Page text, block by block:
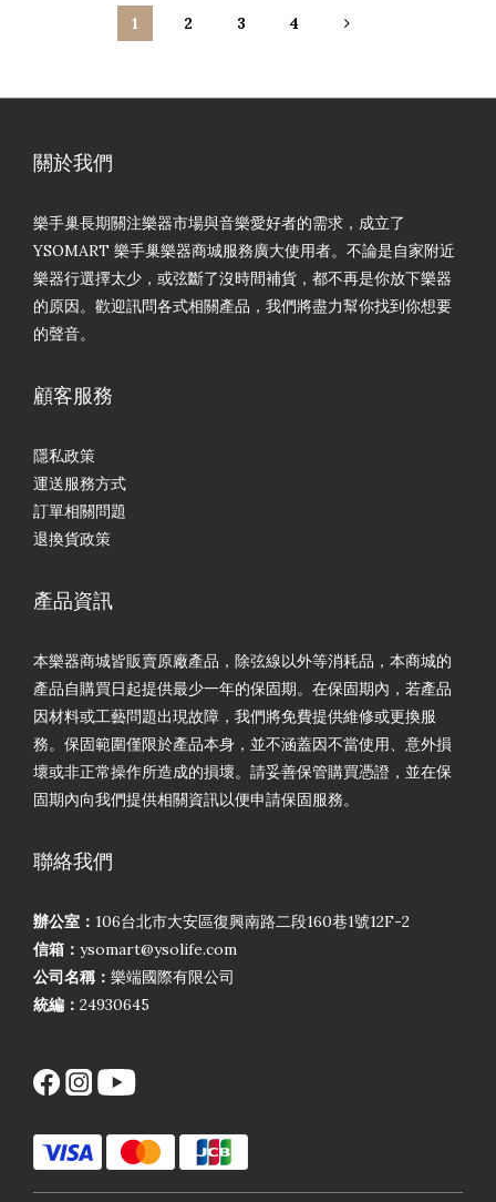
1 2 3 4
關於我們
樂手巢長期關注樂器市場與音樂愛好者的需求，成立了
YSOMART 樂手巢樂器商城服務廣大使用者。不論是自家附近
樂器行選擇太少，或弦斷了沒時間補貨，都不再是你放下樂器
的原因。歡迎訊問各式相關產品，我們將盡力幫你找到你想要
的聲音。
顧客服務
隱私政策
運送服務方式
訂單相關問題
退換貨政策
產品資訊
本樂器商城皆販賣原廠產品，除弦線以外等消耗品，本商城的
產品自購買日起提供最少一年的保固期。在保固期內，若產品
因材料或工藝問題出現故障，我們將免費提供維修或更換服
務。保固範圍僅限於產品本身，並不涵蓋因不當使用、意外損
壞或非正常操作所造成的損壞。請妥善保管購買憑證，並在保
固期內向我們提供相關資訊以便申請保固服務。
聯絡我們
辦公室： 106台北市大安區復興南路二段160巷1號12F-2
信箱： ysomart@ysolife.com
公司名稱： 樂端國際有限公司
統編： 24930645